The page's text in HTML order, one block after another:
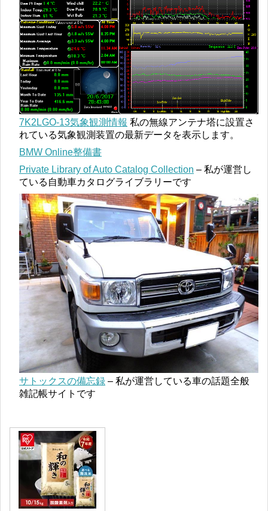
7K2LGO-13気象観測情報 私の無線アンテナ塔に設置さ
れている気象観測装置の最新データを表示します。
BMW Online整備書
Private Library of Auto Catalog Collection – 私が運営し
ている自動車カタログライブラリーです
サトックスの備忘録 – 私が運営している車の話題全般
雑記帳サイトです